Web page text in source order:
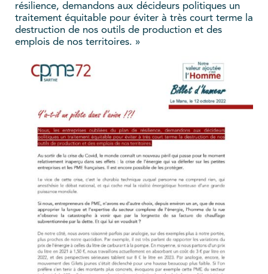
résilience, demandons aux décideurs politiques un
traitement équitable pour éviter à très court terme la
destruction de nos outils de production et des
emplois de nos territoires. »